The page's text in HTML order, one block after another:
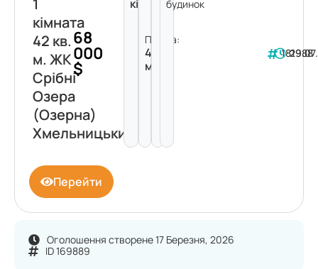
Оголошення створене 17 Березня, 2026
ID 169889
1
кімната
42 кв.
м. ЖК
Срібні
Озера
(Озерна)
Хмельницький
68
000
$
кімната
Площа:
42
м²
будинок
181988
Перейти